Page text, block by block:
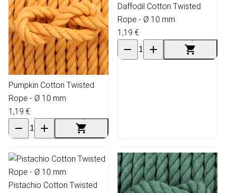
Pumpkin Cotton Twisted
Rope - Ø 10 mm
1,19 €
Daffodil Cotton Twisted
Rope - Ø 10 mm
1,19 €
Pistachio Cotton Twisted